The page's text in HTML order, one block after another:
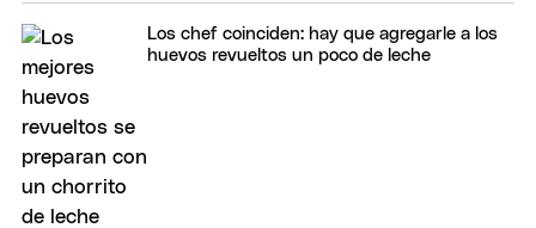
Los chef coinciden: hay que agregarle a los
huevos revueltos un poco de leche